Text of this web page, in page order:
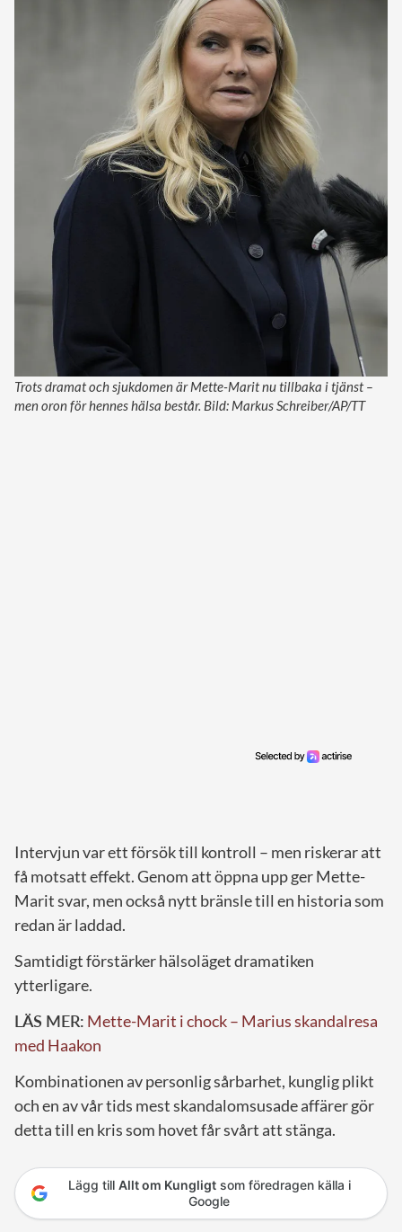
Trots dramat och sjukdomen är Mette-Marit nu tillbaka i tjänst –
men oron för hennes hälsa består. Bild: Markus Schreiber/AP/TT
Intervjun var ett försök till kontroll – men riskerar att
få motsatt effekt. Genom att öppna upp ger Mette-
Marit svar, men också nytt bränsle till en historia som
redan är laddad.
Samtidigt förstärker hälsoläget dramatiken
ytterligare.
LÄS MER: Mette-Marit i chock – Marius skandalresa
med Haakon
Kombinationen av personlig sårbarhet, kunglig plikt
och en av vår tids mest skandalomsusade affärer gör
detta till en kris som hovet får svårt att stänga.
Lägg till Allt om Kungligtsom föredragen källa i
Google